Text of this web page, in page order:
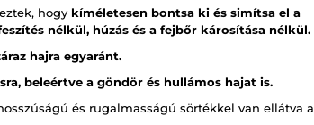
hogy kíméletesen bontsa ki és simítsa el a
nélkül, húzás és a fejbőr károsítása nélkül.
hajra egyaránt.
beleértve a göndör és hullámos hajat is.
és rugalmasságú sörtékkel van ellátva a